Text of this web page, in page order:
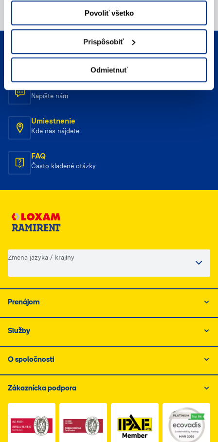
Povoliť všetko
Prispôsobiť
Odmietnuť
Telefonický kontakt
Zavolajte nám
Napíšte nám
Umiestnenie
Kde nás nájdete
FAQ
Často kladené otázky
Zmena jazyka / krajiny
Prenájom
Služby
O spoločnosti
Zákaznícka podpora
Link do dokumentu PDF z certyfikatem ISO 1, otwiera
Link do dokumentu PDF z
Link do dokumentu